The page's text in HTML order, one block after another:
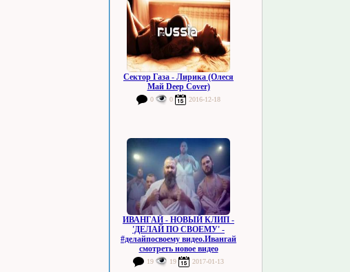
Сектор Газа - Лирика (Олеся
Май Deep Cover)
0 0 2016-12-18
ИВАНГАЙ - НОВЫЙ КЛИП -
'ДЕЛАЙ ПО СВОЕМУ' -
#делайпосвоему видео.Ивангай
смотреть новое видео
19 19 2017-01-13